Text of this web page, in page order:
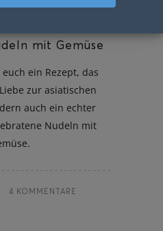
mit Gemüse
ein Rezept, das
zur asiatischen
auch ein echter
Nudeln mit
4 KOMMENTARE